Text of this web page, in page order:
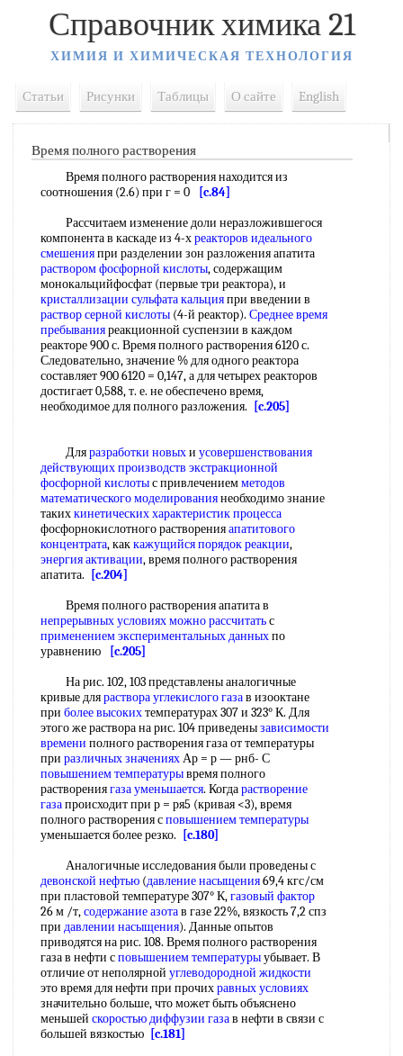
Справочник химика 21
ХИМИЯ И ХИМИЧЕСКАЯ ТЕХНОЛОГИЯ
Статьи Рисунки Таблицы О сайте English
Время полного растворения
Время полного растворения находится из
соотношения (2.6) при г = 0
[c.84]
Рассчитаем изменение доли неразложившегося
компонента в каскаде из 4-хреакторов идеального
смешенияпри разделении зон разложения апатита
раствором фосфорной кислоты, содержащим
монокальцийфосфат (первые три реактора), и
кристаллизации сульфата кальцияпри введении в
раствор серной кислоты (4-й реактор). Среднее время
пребыванияреакционной суспензии в каждом
реакторе 900 с. Время полного растворения 6120 с.
Следовательно, значение % для одного реактора
составляет 900 6120 = 0,147, а для четырех реакторов
достигает 0,588, т. е. не обеспечено время,
необходимое для полного разложения.
[c.205]
Дляразработки новыхи усовершенствования
действующихпроизводств экстракционной
фосфорной кислотыс привлечениемметодов
математического моделированиянеобходимо знание
такихкинетических характеристик процесса
фосфорнокислотного растворенияапатитового
концентрата, каккажущийся порядок реакции,
энергия активации, время полного растворения
апатита.
[c.204]
Время полного растворения апатита в
непрерывных условияхможно рассчитатьс
применением экспериментальных данныхпо
уравнению
[c.205]
На рис. 102, 103 представлены аналогичные
кривые дляраствора углекислого газав изооктане
при более высокихтемпературах 307 и 323° К. Для
этого же раствора на рис. 104 приведенызависимости
времени полного растворения газа от температуры
при различных значенияхАр = р — рнб- С
повышением температурывремя полного
растворениягаза уменьшается. Когдарастворение
газапроисходит при р = ря5 (кривая <3), время
полного растворения сповышением температуры
уменьшается более резко.
[c.180]
Аналогичные исследования были проведены с
девонской нефтью (давление насыщения69,4 кгс/см
при пластовой температуре 307° К,газовый фактор
26 м /т,содержание азотав газе 22%, вязкость 7,2 спз
при давлении насыщения). Данные опытов
приводятся на рис. 108. Время полного растворения
газа в нефти сповышением температурыубывает. В
отличие от неполярной углеводородной жидкости
это время для нефти при прочихравных условиях
значительно больше, что может быть объяснено
меньшей скоростью диффузии газав нефти в связи с
большей вязкостью [c.181]